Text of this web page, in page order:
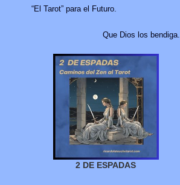
“El Tarot” para el Futuro.
Que Dios los bendiga.
2 DE ESPADAS